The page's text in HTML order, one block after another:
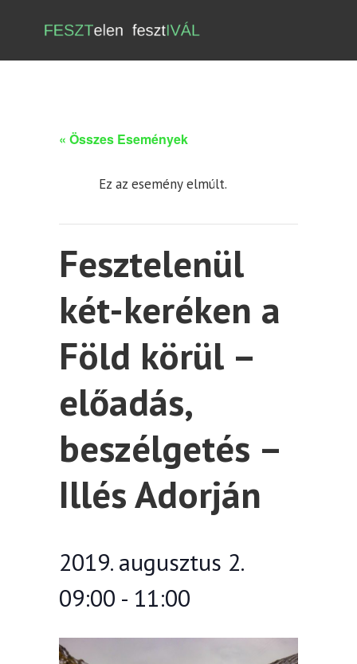
« Összes Események
Ez az esemény elmúlt.
Fesztelenül
két-keréken a
Föld körül –
előadás,
beszélgetés –
Illés Adorján
2019. augusztus 2.
09:00 - 11:00